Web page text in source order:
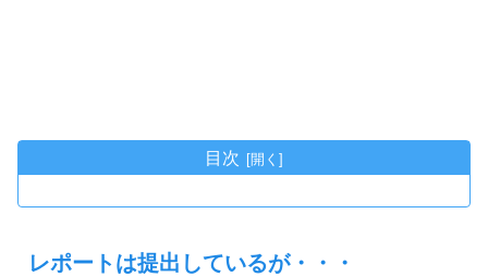
目次
レポートは提出しているが・・・